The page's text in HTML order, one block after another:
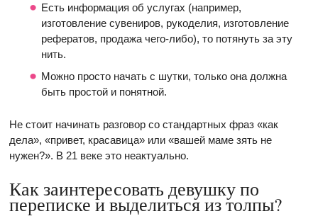
Есть информация об услугах (например,
изготовление сувениров, рукоделия, изготовление
рефератов, продажа чего-либо), то потянуть за эту
нить.
Можно просто начать с шутки, только она должна
быть простой и понятной.
Не стоит начинать разговор со стандартных фраз «как
дела», «привет, красавица» или «вашей маме зять не
нужен?». В 21 веке это неактуально.
Как заинтересовать девушку по
переписке и выделиться из толпы?